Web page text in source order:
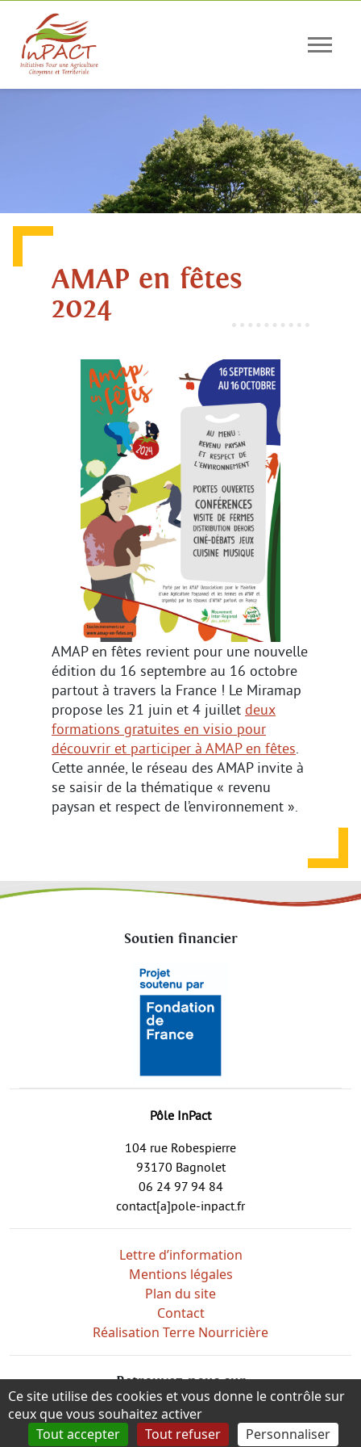
AMAP en fêtes
2024
AMAP en fêtes revient pour une nouvelle
édition du 16 septembre au 16 octobre
partout à travers la France ! Le Miramap
propose les 21 juin et 4 juillet deux
formations gratuites en visio pour
découvrir et participer à AMAP en fêtes.
Cette année, le réseau des AMAP invite à
se saisir de la thématique « revenu
paysan et respect de l’environnement ».
Soutien financier
Pôle InPact
104 rue Robespierre
93170 Bagnolet
06 24 97 94 84
contact[a]pole-inpact.fr
Lettre d’information
Mentions légales
Plan du site
Contact
Réalisation Terre Nourricière
Retrouvez-nous sur
Panneau de gestion des cookies
Ce site utilise des cookies et vous donne le contrôle sur
ceux que vous souhaitez activer
Tout accepter
Tout refuser Personnaliser